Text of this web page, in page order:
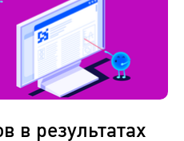
в результатах